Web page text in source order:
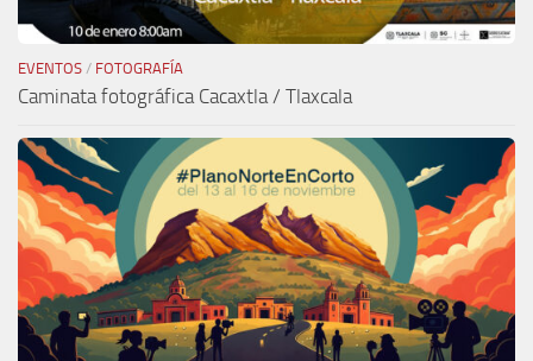
EVENTOS / FOTOGRAFÍA
Caminata fotográfica Cacaxtla / Tlaxcala